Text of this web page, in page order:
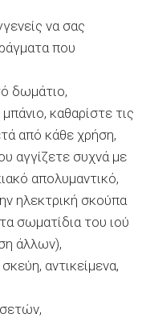
να σας
που
δωμάτιο,
καθαρίστε τις
από κάθε χρήση,
αγγίζετε συχνά με
απολυμαντικό,
ηλεκτρική σκούπα
σωματίδια του ιού
άλλων),
αντικείμενα,